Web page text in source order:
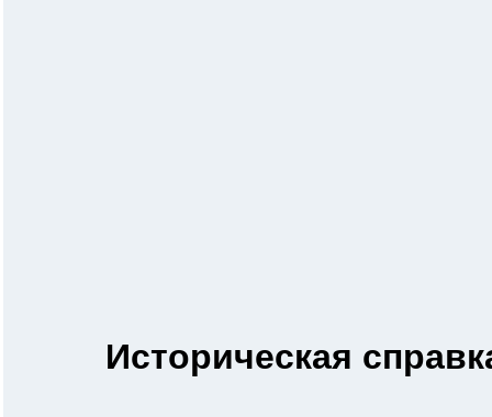
Историческая